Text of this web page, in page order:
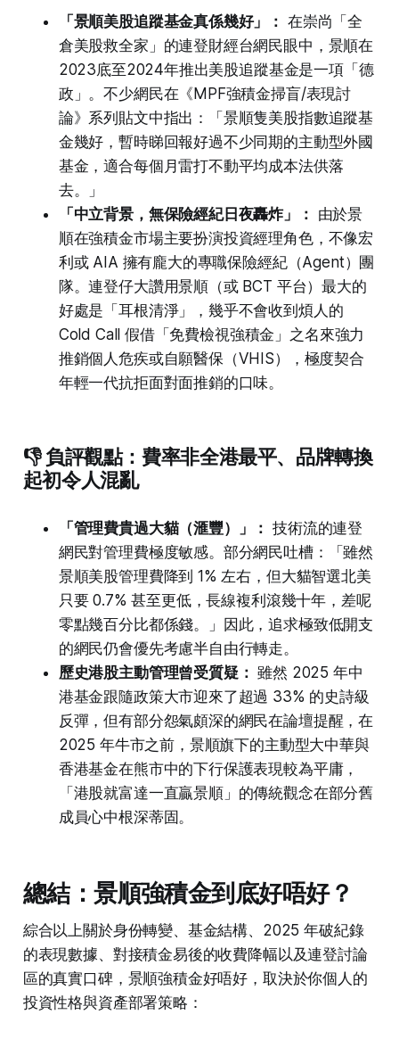
「景順美股追蹤基金真係幾好」： 在崇尚「全
倉美股救全家」的連登財經台網民眼中，景順在
2023底至2024年推出美股追蹤基金是一項「德
政」。不少網民在《MPF強積金掃盲/表現討
論》系列貼文中指出：「景順隻美股指數追蹤基
金幾好，暫時睇回報好過不少同期的主動型外國
基金，適合每個月雷打不動平均成本法供落
去。」
「中立背景，無保險經紀日夜轟炸」： 由於景
順在強積金市場主要扮演投資經理角色，不像宏
利或 AIA 擁有龐大的專職保險經紀（Agent）團
隊。連登仔大讚用景順（或 BCT 平台）最大的
好處是「耳根清淨」，幾乎不會收到煩人的
Cold Call 假借「免費檢視強積金」之名來強力
推銷個人危疾或自願醫保（VHIS），極度契合
年輕一代抗拒面對面推銷的口味。
👎 負評觀點：費率非全港最平、品牌轉換
起初令人混亂
「管理費貴過大貓（滙豐）」： 技術流的連登
網民對管理費極度敏感。部分網民吐槽：「雖然
景順美股管理費降到 1% 左右，但大貓智選北美
只要 0.7% 甚至更低，長線複利滾幾十年，差呢
零點幾百分比都係錢。」因此，追求極致低開支
的網民仍會優先考慮半自由行轉走。
歷史港股主動管理曾受質疑： 雖然 2025 年中
港基金跟隨政策大市迎來了超過 33% 的史詩級
反彈，但有部分怨氣頗深的網民在論壇提醒，在
2025 年牛市之前，景順旗下的主動型大中華與
香港基金在熊市中的下行保護表現較為平庸，
「港股就富達一直贏景順」的傳統觀念在部分舊
成員心中根深蒂固。
總結：景順強積金到底好唔好？
綜合以上關於身份轉變、基金結構、2025 年破紀錄
的表現數據、對接積金易後的收費降幅以及連登討論
區的真實口碑，景順強積金好唔好，取決於你個人的
投資性格與資產部署策略：